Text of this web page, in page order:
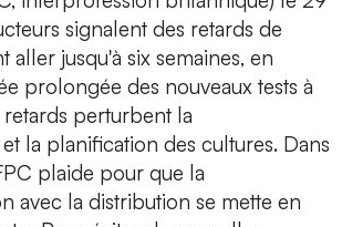
signalent des retards de
aller jusqu'à six semaines, en
prolongée des nouveaux tests à
perturbent la
la planification des cultures. Dans
plaide pour que la
avec la distribution se mette en